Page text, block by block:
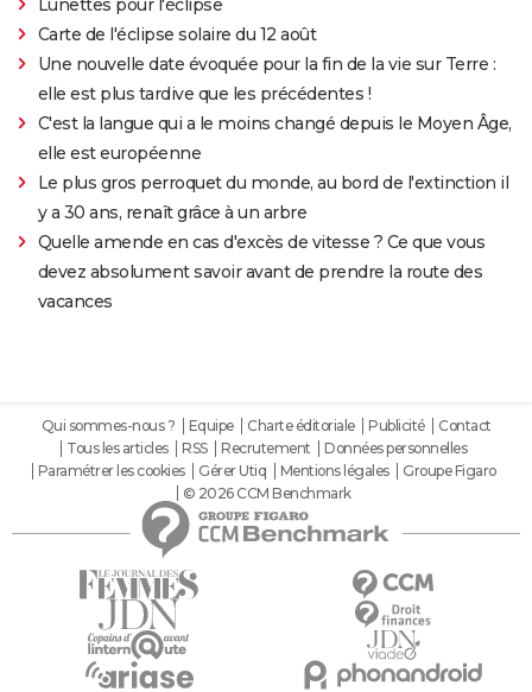
Lunettes pour l'éclipse
Carte de l'éclipse solaire du 12 août
Une nouvelle date évoquée pour la fin de la vie sur Terre :
elle est plus tardive que les précédentes !
C'est la langue qui a le moins changé depuis le Moyen Âge,
elle est européenne
Le plus gros perroquet du monde, au bord de l'extinction il
y a 30 ans, renaît grâce à un arbre
Quelle amende en cas d'excès de vitesse ? Ce que vous
devez absolument savoir avant de prendre la route des
vacances
Qui sommes-nous ? Equipe Charte éditoriale Publicité
Contact
Tous les articles
RSS Recrutement
Données personnelles
Paramétrer les cookies
Gérer Utiq Mentions légales
Groupe Figaro
© 2026 CCM Benchmark